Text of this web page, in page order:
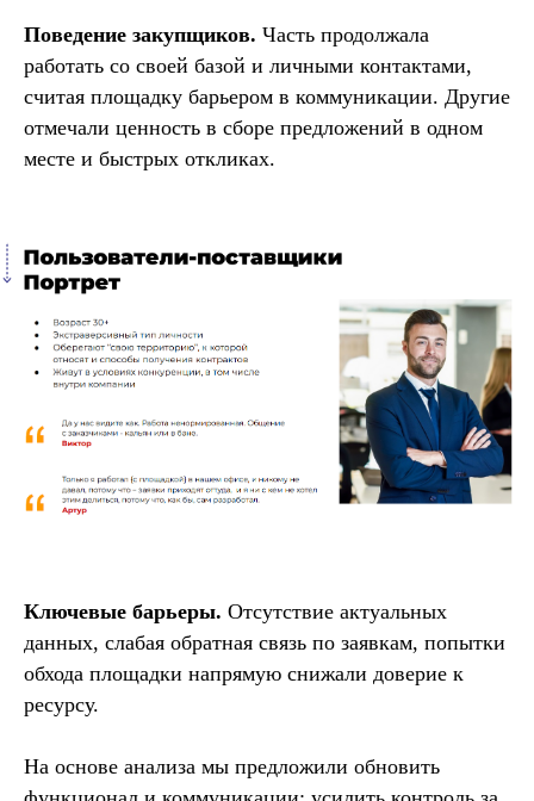
Поведение закупщиков. Часть продолжала
работать со своей базой и личными контактами,
считая площадку барьером в коммуникации. Другие
отмечали ценность в сборе предложений в одном
месте и быстрых откликах.
Ключевые барьеры. Отсутствие актуальных
данных, слабая обратная связь по заявкам, попытки
обхода площадки напрямую снижали доверие к
ресурсу.
На основе анализа мы предложили обновить